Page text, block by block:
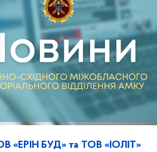
До уваги ТОВ «ЕРІН БУД» та ТОВ «ІОЛІТ»